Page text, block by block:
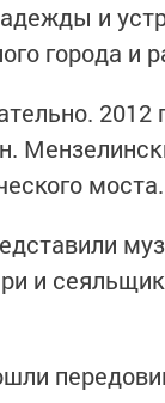
и
города и
2012
моста.
и